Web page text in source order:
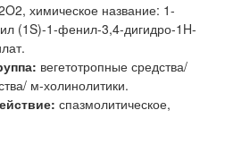
химическое название: 1-
(1S)-1-фенил-3,4-дигидро-1H-
вегетотропные средства/
м-холинолитики.
спазмолитическое,